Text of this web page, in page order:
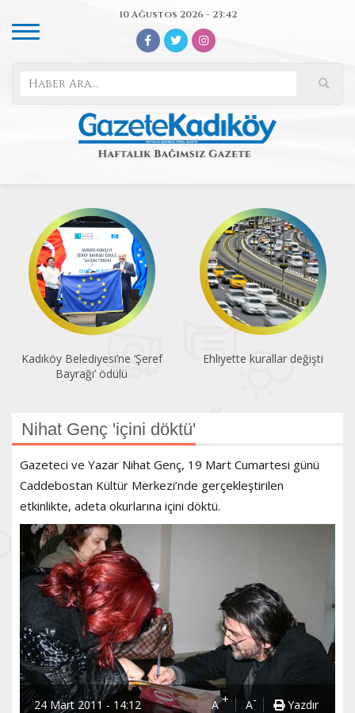
10 Ağustos 2026 - 23:42
Kadıköy Belediyesi’ne ‘Şeref
Bayrağı’ ödülü
Ehliyette kurallar değişti
Nihat Genç 'içini döktü'
Gazeteci ve Yazar Nihat Genç, 19 Mart Cumartesi günü
Caddebostan Kültür Merkezi’nde gerçekleştirilen
etkinlikte, adeta okurlarına içini döktü.
24 Mart 2011 - 14:12 A+ A- Yazdır